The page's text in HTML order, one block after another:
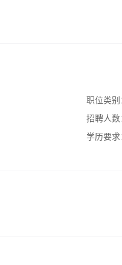
职位类别
招聘人数
学历要求